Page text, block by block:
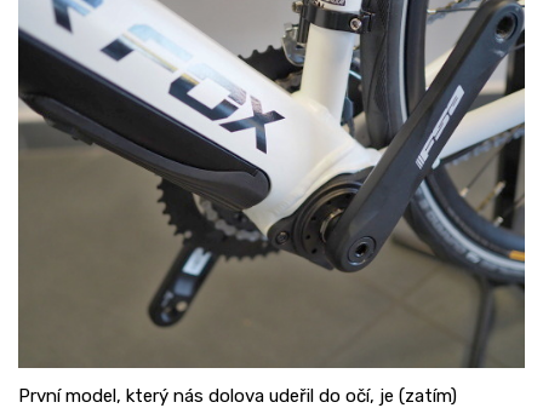
První model, který nás dolova udeřil do očí, je (zatím)